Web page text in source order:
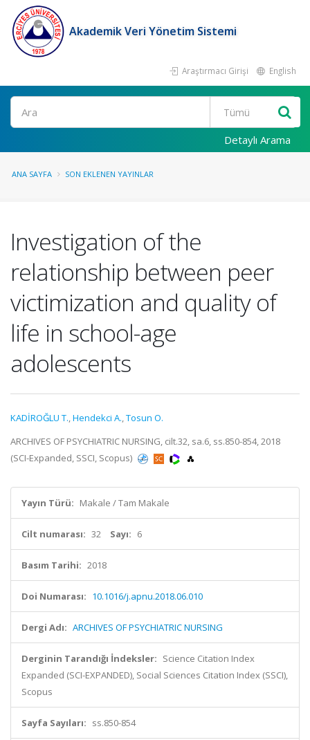
Akademik Veri Yönetim Sistemi
Araştırmacı Girişi English
Ara
Detaylı Arama
ANA SAYFA SON EKLENEN YAYINLAR
Investigation of the
relationship between peer
victimization and quality of
life in school-age
adolescents
KADİROĞLU T.,Hendekci A.,Tosun O.
ARCHIVES OF PSYCHIATRIC NURSING, cilt.32, sa.6, ss.850-854, 2018
(SCI-Expanded, SSCI, Scopus)
Yayın Türü: Makale / Tam Makale
Cilt numarası: 32 Sayı: 6
Basım Tarihi: 2018
Doi Numarası: 10.1016/j.apnu.2018.06.010
Dergi Adı: ARCHIVES OF PSYCHIATRIC NURSING
Derginin Tarandığı İndeksler: Science Citation Index
Expanded (SCI-EXPANDED), Social Sciences Citation Index (SSCI),
Scopus
Sayfa Sayıları: ss.850-854